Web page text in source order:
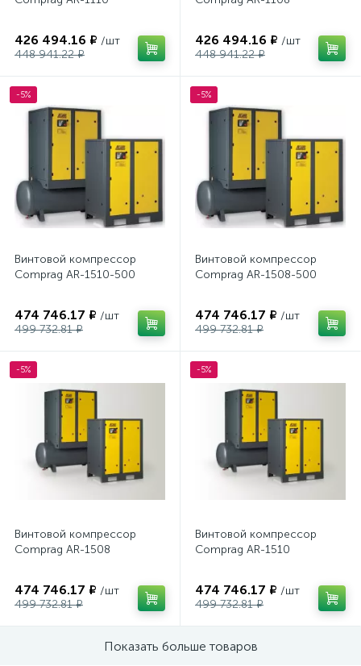
426 494.16 ₽ /шт
448 941.22 ₽
426 494.16 ₽ /шт
448 941.22 ₽
-5%
Винтовой компрессор
Comprag AR-1510-500
474 746.17 ₽ /шт
499 732.81 ₽
-5%
Винтовой компрессор
Comprag AR-1508-500
474 746.17 ₽ /шт
499 732.81 ₽
-5%
Винтовой компрессор
Comprag AR-1508
474 746.17 ₽ /шт
499 732.81 ₽
-5%
Винтовой компрессор
Comprag AR-1510
474 746.17 ₽ /шт
499 732.81 ₽
Показать больше товаров